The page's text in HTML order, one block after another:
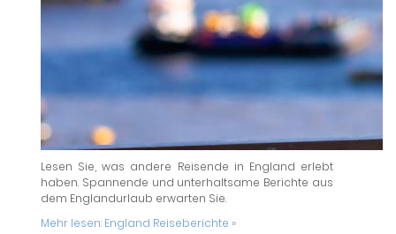
Lesen Sie, was andere Reisende in England erlebt
haben. Spannende und unterhaltsame Berichte aus
dem Englandurlaub erwarten Sie.
Mehr lesen: England Reiseberichte »